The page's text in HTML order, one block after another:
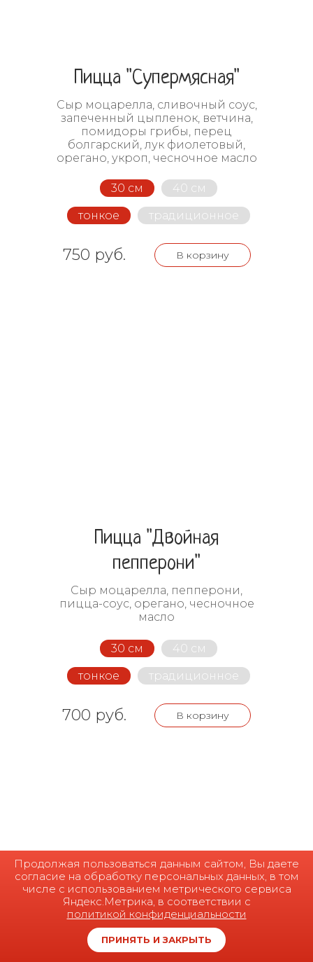
Пицца "Супермясная"
Сыр моцарелла, сливочный соус,
запеченный цыпленок, ветчина,
помидоры грибы, перец
болгарский, лук фиолетовый,
орегано, укроп, чесночное масло
30 см 40 см
тонкое традиционное
750 руб. В корзину
Пицца "Двойная
пепперони"
Сыр моцарелла, пепперони,
пицца-соус, орегано, чесночное
масло
30 см 40 см
тонкое традиционное
700 руб. В корзину
Продолжая пользоваться данным сайтом, Вы даете
согласие на обработку персональных данных, в том
числе с использованием метрического сервиса
Яндекс.Метрика, в соответствии с
политикой конфиденциальности
ПРИНЯТЬ И ЗАКРЫТЬ